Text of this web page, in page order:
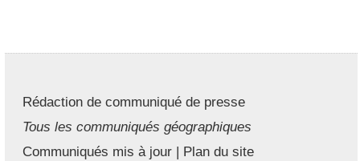
Rédaction de communiqué de presse
Tous les communiqués géographiques
Communiqués mis à jour | Plan du site